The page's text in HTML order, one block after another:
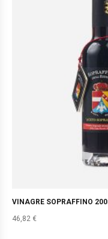
VINAGRE SOPRAFFINO
46,82 €